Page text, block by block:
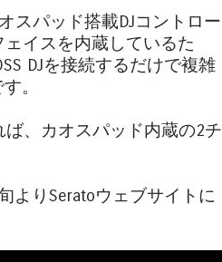
スパッド搭載DJコントロー
イスを内蔵しているた
DJを接続するだけで複雑
。
ば、カオスパッド内蔵の2チ
よりSeratoウェブサイトに